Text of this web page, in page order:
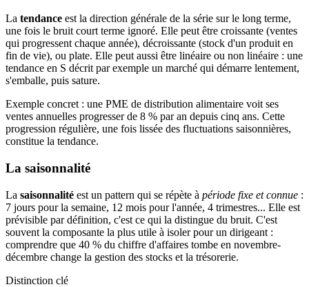
La tendance est la direction générale de la série sur le long terme,
une fois le bruit court terme ignoré. Elle peut être croissante (ventes
qui progressent chaque année), décroissante (stock d'un produit en
fin de vie), ou plate. Elle peut aussi être linéaire ou non linéaire : une
tendance en S décrit par exemple un marché qui démarre lentement,
s'emballe, puis sature.
Exemple concret : une PME de distribution alimentaire voit ses
ventes annuelles progresser de 8 % par an depuis cinq ans. Cette
progression régulière, une fois lissée des fluctuations saisonnières,
constitue la tendance.
La saisonnalité
La saisonnalité est un pattern qui se répète à période fixe et connue :
7 jours pour la semaine, 12 mois pour l'année, 4 trimestres... Elle est
prévisible par définition, c'est ce qui la distingue du bruit. C'est
souvent la composante la plus utile à isoler pour un dirigeant :
comprendre que 40 % du chiffre d'affaires tombe en novembre-
décembre change la gestion des stocks et la trésorerie.
Distinction clé